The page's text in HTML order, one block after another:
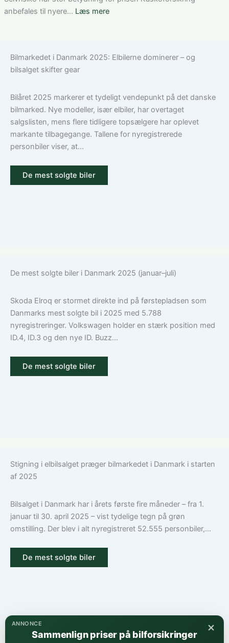
3:
den
anbefales til nyere… Læs mere:
bilforsikring
Guide
til
ansvar,
kasko
Bilmarkedet i Danmark 2025: Elbilerne dominerer – og
bilsalget skifter gear
Bilåret 2025 markerer et tydeligt vendepunkt på det danske
bilmarked. Nye modeller, især elbiler, har overtaget
salgslisten, mens flere tidligere topsælgere har oplevet
markante tilbagegange. Tallene for nyregistrerede
personbiler viser, at...
De mest solgte biler
De mest solgte biler i Danmark 2025 (januar–juli)
Skoda Elroq er stormet direkte ind på førstepladsen som
Danmarks mest solgte bil i 2025 med 5.788
nyregistreringer. Volkswagen holder en stærk position med
ID.4, ID.3 og den nye ID. Buzz...
De mest solgte biler
Stigning i elbilsalget præger bilmarkedet i Danmark i starten
af 2025
Bilsalget i Danmark har i årets første fire måneder – fra 1.
januar til 30. april 2025 – vist tydelige tegn på grøn
omstilling. Der blev i alt nyregistreret 52.555 personbiler,...
De mest solgte biler
×
ANNONCE
Sammenlign priser på bilforsikringer